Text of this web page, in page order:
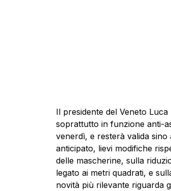
Il presidente del Veneto Luca
soprattutto in funzione anti-
venerdì, e resterà valida
anticipato, lievi modifiche
delle mascherine, sulla
legato ai metri quadrati, e
novità più rilevante riguarda